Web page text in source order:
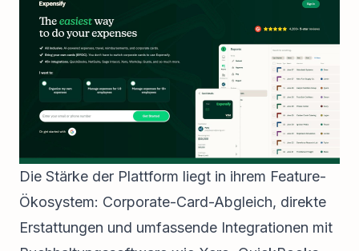
Die Stärke der Plattform liegt in ihrem Feature-
Ökosystem: Corporate-Card-Abgleich, direkte
Erstattungen und umfassende Integrationen mit